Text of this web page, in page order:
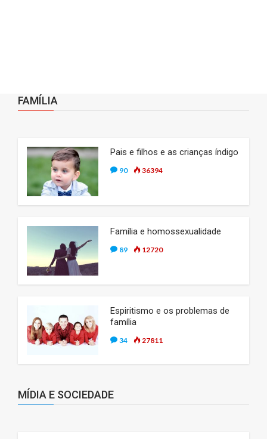
FAMÍLIA
Pais e filhos e as crianças índigo
90 36394
Família e homossexualidade
89 12720
Espiritismo e os problemas de
família
34 27811
MÍDIA E SOCIEDADE